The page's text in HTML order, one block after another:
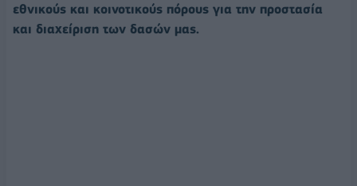
εθνικούς και κοινοτικούς πόρους για την προστασία
και διαχείριση των δασών μας.